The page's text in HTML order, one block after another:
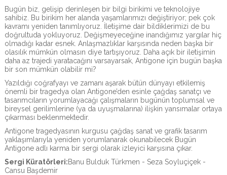
Bugün biz, gelişip derinleşen bir bilgi birikimi ve teknolojiye
sahibiz. Bu birikim her alanda yaşamlarımızı değiştiriyor; pek çok
kavramı yeniden tanımlıyoruz. İletişime dair bildiklerimizi de bu
doğrultuda yokluyoruz. Değişmeyeceğine inandığımız yargılar hiç
olmadığı kadar esnek. Anlaşmazlıklar karşısında neden başka bir
olasılık mümkün olmasın diye tartışıyoruz. Daha açık bir iletişimin
daha az trajedi yaratacağını varsayarsak, Antigone için bugün başka
bir son mümkün olabilir mi?
Yazıldığı coğrafyayı ve zamanı aşarak bütün dünyayı etkilemiş
önemli bir tragedya olan Antigone’den esinle çağdaş sanatçı ve
tasarımcıların yorumlayacağı çalışmaların bugünün toplumsal ve
bireysel gerilimlerine (ya da uyuşmalarına) ilişkin yansımalar ortaya
çıkarması beklenmektedir.
Antigone tragedyasının kurgusu çağdaş sanat ve grafik tasarım
yaklaşımlarıyla yeniden yorumlanarak okunabilecek Bugün
Antigone adlı karma bir sergi olarak izleyici karşısına çıkar.
Sergi Küratörleri:Banu Bulduk Türkmen - Seza Soyluçiçek -
Cansu Başdemir